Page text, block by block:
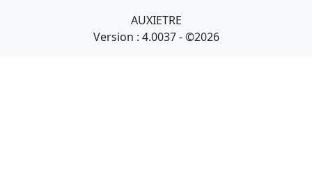
AUXIETRE
Version : 4.0037 - ©2026